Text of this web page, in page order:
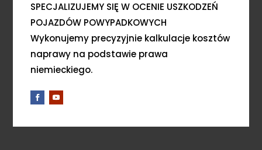
SPECJALIZUJEMY SIĘ W OCENIE USZKODZEŃ
POJAZDÓW POWYPADKOWYCH
Wykonujemy precyzyjnie kalkulacje kosztów
naprawy na podstawie prawa
niemieckiego.